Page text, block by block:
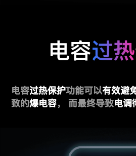
电容过热
电容过热保护功能可以有效避
致的爆电容， 而最终导致电调